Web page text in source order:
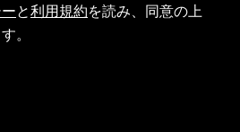
と利用規約を読み、同意の上
。